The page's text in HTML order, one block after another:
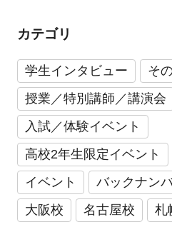
カテゴリ
学生インタビュー
そ
授業／特別講師／講演会
入試／体験イベント
高校2年生限定イベント
イベント
バックナン
大阪校
名古屋校 札